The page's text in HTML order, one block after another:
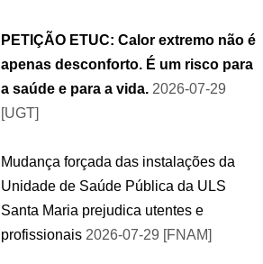
PETIÇÃO ETUC: Calor extremo não é
apenas desconforto. É um risco para
a saúde e para a vida. 2026-07-29
[UGT]
Mudança forçada das instalações da
Unidade de Saúde Pública da ULS
Santa Maria prejudica utentes e
profissionais 2026-07-29 [FNAM]